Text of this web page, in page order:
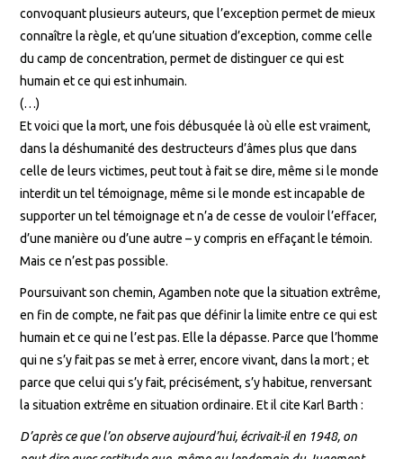
convoquant plusieurs auteurs, que l’exception permet de mieux
connaître la règle, et qu’une situation d’exception, comme celle
du camp de concentration, permet de distinguer ce qui est
humain et ce qui est inhumain.
(…)
Et voici que la mort, une fois débusquée là où elle est vraiment,
dans la déshumanité des destructeurs d’âmes plus que dans
celle de leurs victimes, peut tout à fait se dire, même si le monde
interdit un tel témoignage, même si le monde est incapable de
supporter un tel témoignage et n’a de cesse de vouloir l’effacer,
d’une manière ou d’une autre – y compris en effaçant le témoin.
Mais ce n’est pas possible.
Poursuivant son chemin, Agamben note que la situation extrême,
en fin de compte, ne fait pas que définir la limite entre ce qui est
humain et ce qui ne l’est pas. Elle la dépasse. Parce que l’homme
qui ne s’y fait pas se met à errer, encore vivant, dans la mort ; et
parce que celui qui s’y fait, précisément, s’y habitue, renversant
la situation extrême en situation ordinaire. Et il cite Karl Barth :
D’après ce que l’on observe aujourd’hui, écrivait-il en 1948, on